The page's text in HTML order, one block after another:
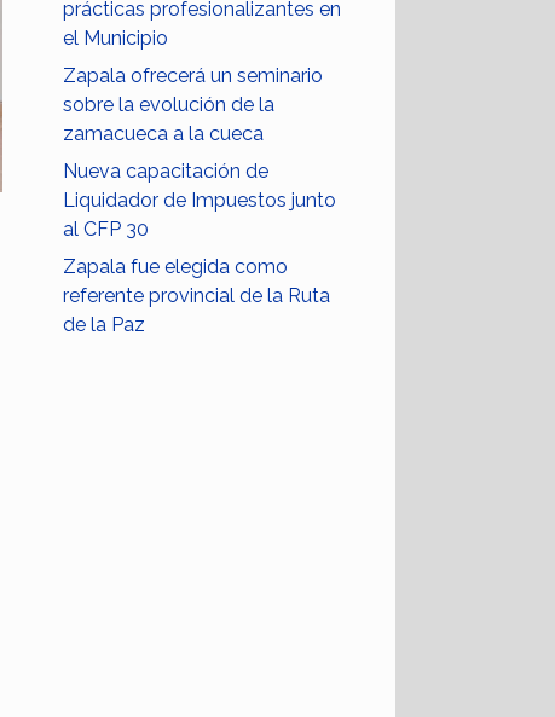
prácticas profesionalizantes en
el Municipio
Zapala ofrecerá un seminario
sobre la evolución de la
zamacueca a la cueca
Nueva capacitación de
Liquidador de Impuestos junto
al CFP 30
Zapala fue elegida como
referente provincial de la Ruta
de la Paz